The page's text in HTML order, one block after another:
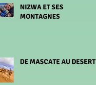
NIZWA ET SES
MONTAGNES
DE MASCATE AU DESERT